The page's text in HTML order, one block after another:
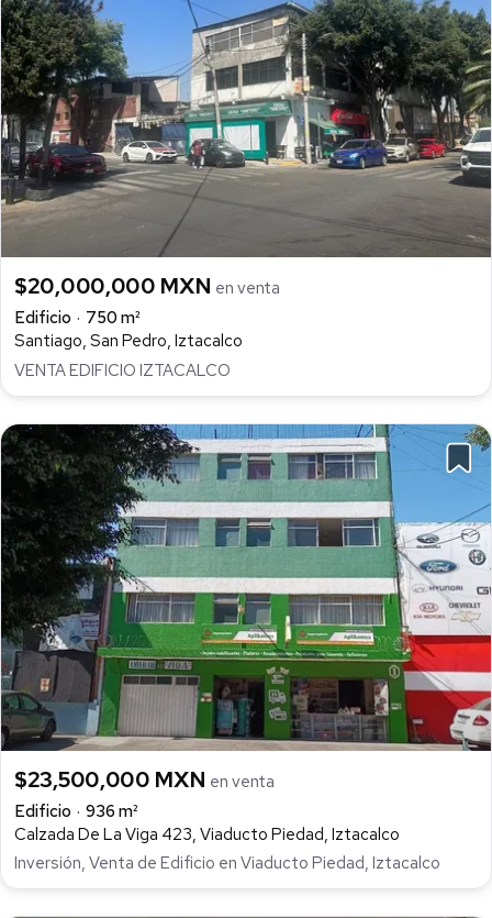
$20,000,000 MXN en venta
Edificio
750 m²
Santiago, San Pedro, Iztacalco
VENTA EDIFICIO IZTACALCO
$23,500,000 MXN en venta
Edificio
936 m²
Calzada De La Viga 423, Viaducto Piedad, Iztacalco
Inversión, Venta de Edificio en Viaducto Piedad, Iztacalco